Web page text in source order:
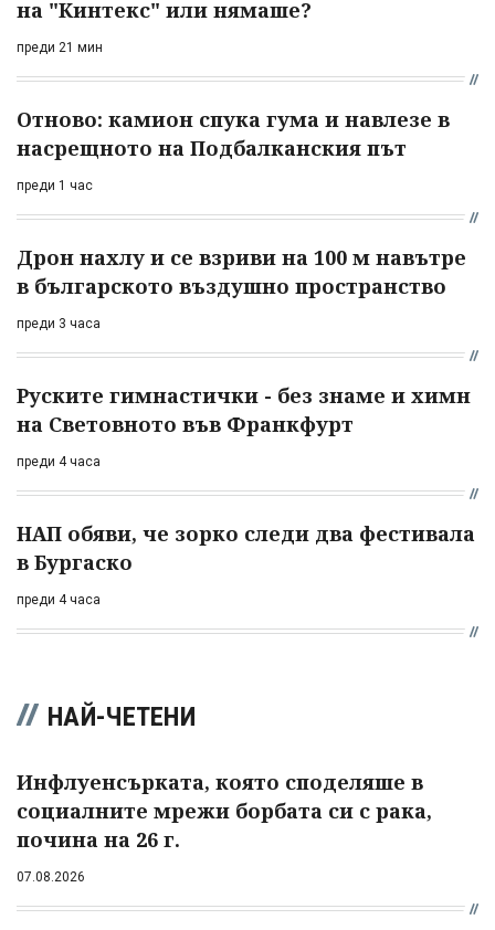
на "Кинтекс" или нямаше?
преди 21 мин
Отново: камион спука гума и навлезе в
насрещното на Подбалканския път
преди 1 час
Дрон нахлу и се взриви на 100 м навътре
в българското въздушно пространство
преди 3 часа
Руските гимнастички - без знаме и химн
на Световното във Франкфурт
преди 4 часа
НАП обяви, че зорко следи два фестивала
в Бургаско
преди 4 часа
НАЙ-ЧЕТЕНИ
Инфлуенсърката, която споделяше в
социалните мрежи борбата си с рака,
почина на 26 г.
07.08.2026